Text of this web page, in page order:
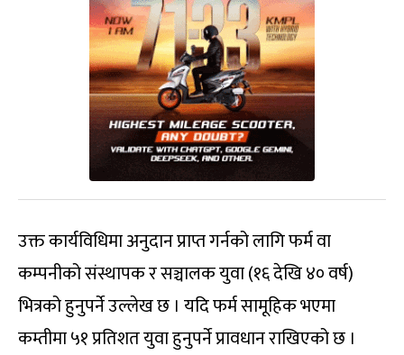
उक्त कार्यविधिमा अनुदान प्राप्त गर्नको लागि फर्म वा
कम्पनीको संस्थापक र सञ्चालक युवा (१६ देखि ४० वर्ष)
भित्रको हुनुपर्ने उल्लेख छ । यदि फर्म सामूहिक भएमा
कम्तीमा ५१ प्रतिशत युवा हुनुपर्ने प्रावधान राखिएको छ ।